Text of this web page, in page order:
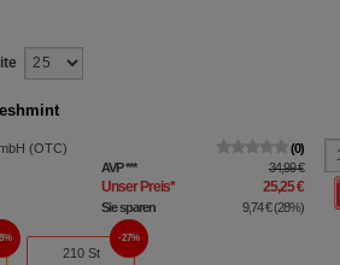
(OTC)
0
AVP*** 34,99 €
Unser Preis* 25,25 €
Sie sparen 9,74 €(28%)
210 St
27%